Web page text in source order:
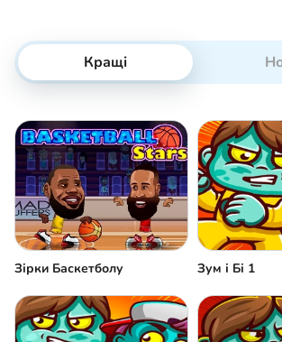
Кращі
Зірки Баскетболу Зум і Бі 1